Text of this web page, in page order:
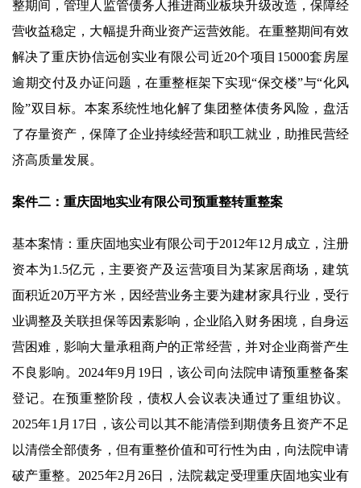
整期间，管理人监管债务人推进商业板块升级改造，保障经
营收益稳定，大幅提升商业资产运营效能。在重整期间有效
解决了重庆协信远创实业有限公司近20个项目15000套房屋
逾期交付及办证问题，在重整框架下实现“保交楼”与“化风
险”双目标。本案系统性地化解了集团整体债务风险，盘活
了存量资产，保障了企业持续经营和职工就业，助推民营经
济高质量发展。
案件二：重庆固地实业有限公司预重整转重整案
基本案情：重庆固地实业有限公司于2012年12月成立，注册
资本为1.5亿元，主要资产及运营项目为某家居商场，建筑
面积近20万平方米，因经营业务主要为建材家具行业，受行
业调整及关联担保等因素影响，企业陷入财务困境，自身运
营困难，影响大量承租商户的正常经营，并对企业商誉产生
不良影响。2024年9月19日，该公司向法院申请预重整备案
登记。在预重整阶段，债权人会议表决通过了重组协议。
2025年1月17日，该公司以其不能清偿到期债务且资产不足
以清偿全部债务，但有重整价值和可行性为由，向法院申请
破产重整。2025年2月26日，法院裁定受理重庆固地实业有